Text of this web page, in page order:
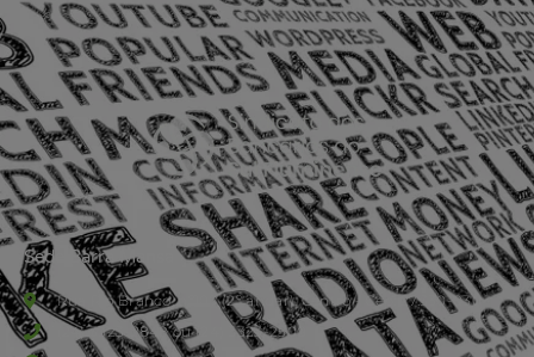
Sede Barra Mansa
Rua Rio Branco, nº107 (2º andar), Centro - Cep: 27.330-030
(24) 3323-2848 ou (24) 3323-2500